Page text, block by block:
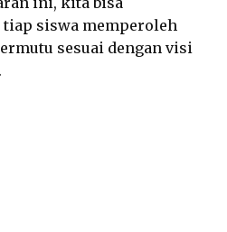
siswa memperoleh
sesuai dengan visi